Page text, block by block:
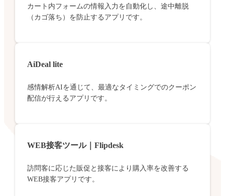
カート内フォームの情報入力を自動化し、途中離脱
（カゴ落ち）を防止するアプリです。
AiDeal lite
感情解析AIを通じて、最適なタイミングでのクーポン
配信が行えるアプリです。
WEB接客ツール｜Flipdesk
訪問客に応じた販促と接客により購入率を改善する
WEB接客アプリです。